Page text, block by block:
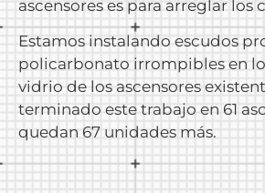
ascensores es para arreglar los
Estamos instalando escudos
policarbonato irrompibles en
vidrio de los ascensores
terminado este trabajo en 61
quedan 67 unidades más.